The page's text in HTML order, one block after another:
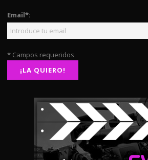
Email*:
* Campos requeridos